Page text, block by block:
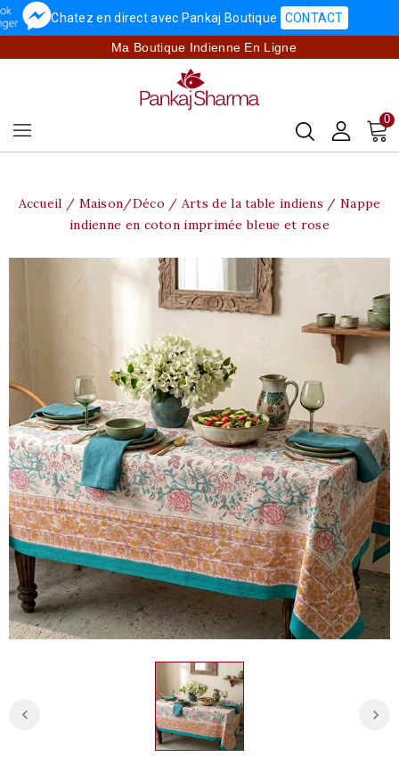
Chatez en direct avec Pankaj Boutique CONTACT
Ma Boutique Indienne En Ligne
0
Accueil Maison/Déco Arts de la table indiens
Nappe
indienne en coton imprimée bleue et rose